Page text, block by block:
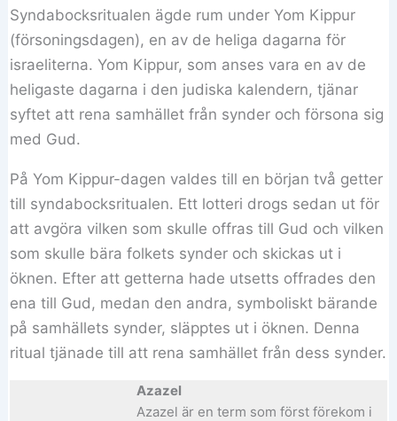
Syndabocksritualen ägde rum under Yom Kippur
(försoningsdagen), en av de heliga dagarna för
israeliterna. Yom Kippur, som anses vara en av de
heligaste dagarna i den judiska kalendern, tjänar
syftet att rena samhället från synder och försona sig
med Gud.
På Yom Kippur-dagen valdes till en början två getter
till syndabocksritualen. Ett lotteri drogs sedan ut för
att avgöra vilken som skulle offras till Gud och vilken
som skulle bära folkets synder och skickas ut i
öknen. Efter att getterna hade utsetts offrades den
ena till Gud, medan den andra, symboliskt bärande
på samhällets synder, släpptes ut i öknen. Denna
ritual tjänade till att rena samhället från dess synder.
Azazel
Azazel är en term som först förekom i